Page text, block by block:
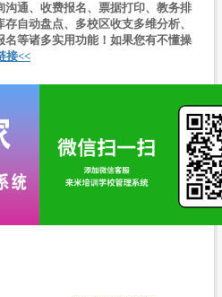
通、收费报名、票据打印、教务排
自动盘点、多校区收支多维分析、
等诸多实用功能！如果您有不懂操
接<<